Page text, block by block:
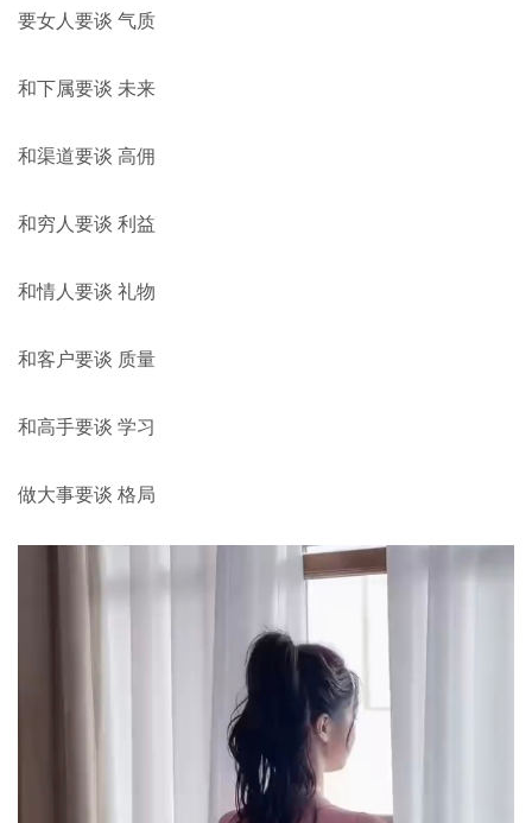
要女人要谈 气质
和下属要谈 未来
和渠道要谈 高佣
和穷人要谈 利益
和情人要谈 礼物
和客户要谈 质量
和高手要谈 学习
做大事要谈 格局